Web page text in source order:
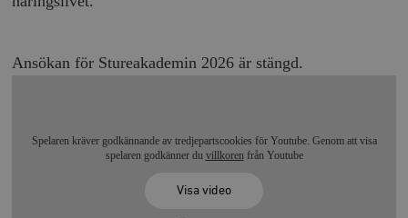
Ansökan för Stureakademin 2026 är stängd.
Spelaren kräver godkännande av tredjepartscookies för Youtube. Genom att visa
spelaren godkänner du villkoren från Youtube
Visa video